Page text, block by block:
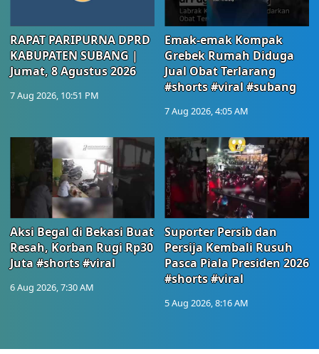
RAPAT PARIPURNA DPRD
KABUPATEN SUBANG |
Jumat, 8 Agustus 2026
7 Aug 2026, 10:51 PM
Emak-emak Kompak
Grebek Rumah Diduga
Jual Obat Terlarang
#shorts #viral #subang
7 Aug 2026, 4:05 AM
Aksi Begal di Bekasi Buat
Resah, Korban Rugi Rp30
Juta #shorts #viral
6 Aug 2026, 7:30 AM
Suporter Persib dan
Persija Kembali Rusuh
Pasca Piala Presiden 2026
#shorts #viral
5 Aug 2026, 8:16 AM